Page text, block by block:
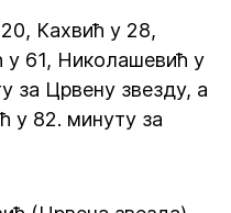
Кахвић у 28,
у 61, Николашевић у
за Црвену звезду, а
у 82. минуту за